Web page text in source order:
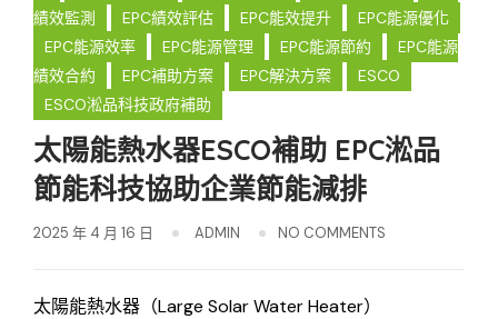
績效監測
EPC績效評估 EPC能效提升
EPC能源優化
EPC能源效率
EPC能源管理 EPC能源節約
EPC能源
績效合約
EPC補助方案 EPC解決方案
ESCO
ESCO淞品科技政府補助
太陽能熱水器ESCO補助 EPC淞品
節能科技協助企業節能減排
2025 年 4 月 16 日 ADMIN NO COMMENTS
太陽能熱水器（Large Solar Water Heater）